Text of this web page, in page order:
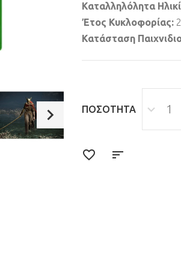
Καταλληλόλητα
Έτος Κυκλοφορίας:
Κατάσταση
ΠΟΣΌΤΗΤΑ